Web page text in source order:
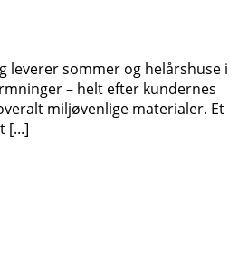
leverer sommer og helårshuse i
– helt efter kundernes
miljøvenlige materialer. Et
[...]